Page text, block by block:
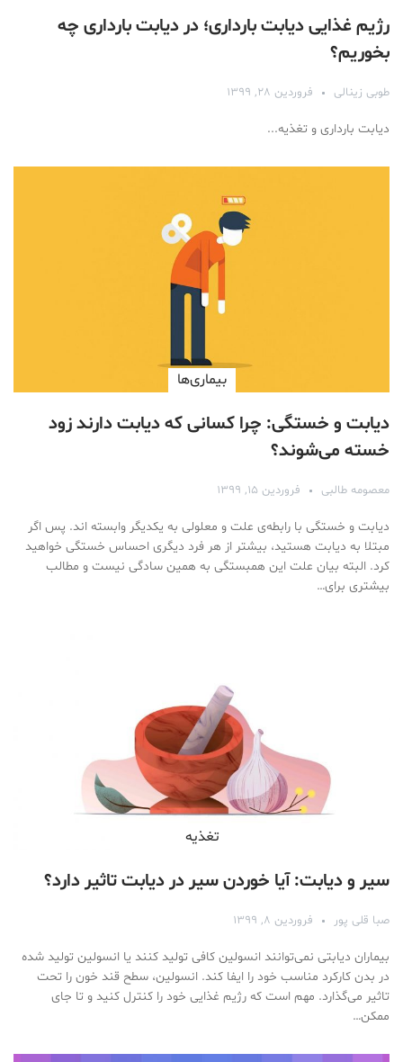
رژیم غذایی دیابت بارداری؛ در دیابت بارداری چه
بخوریم؟
طوبی زینالی فروردین ۲۸, ۱۳۹۹
دیابت بارداری و تغذیه...
بیماری‌ها
دیابت و خستگی: چرا کسانی که دیابت دارند زود
خسته می‌شوند؟
معصومه طالبی فروردین ۱۵, ۱۳۹۹
دیابت و خستگی با رابطه‌ی علت و معلولی به یکدیگر وابسته اند. پس اگر
مبتلا به دیابت هستید، بیشتر از هر فرد دیگری احساس خستگی خواهید
کرد. البته بیان علت این همبستگی به همین سادگی نیست و مطالب
بیشتری برای…
تغذیه
سیر و دیابت: آیا خوردن سیر در دیابت تاثیر دارد؟
صبا قلی پور فروردین ۸, ۱۳۹۹
بیماران دیابتی نمی‌توانند انسولین کافی تولید کنند یا انسولین تولید شده
در بدن کارکرد مناسب خود را ایفا کند. انسولین، سطح قند خون را تحت
تاثیر می‌گذارد. مهم است که رژیم غذایی خود را کنترل کنید و تا جای
ممکن…